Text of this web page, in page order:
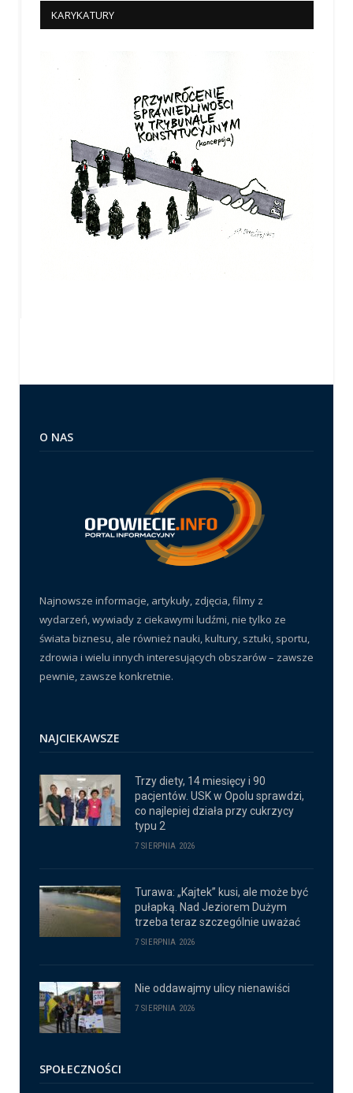
KARYKATURY
O NAS
Najnowsze informacje, artykuły, zdjęcia, filmy z
wydarzeń, wywiady z ciekawymi ludźmi, nie tylko ze
świata biznesu, ale również nauki, kultury, sztuki, sportu,
zdrowia i wielu innych interesujących obszarów – zawsze
pewnie, zawsze konkretnie.
NAJCIEKAWSZE
Trzy diety, 14 miesięcy i 90
pacjentów. USK w Opolu sprawdzi,
co najlepiej działa przy cukrzycy
typu 2
7 SIERPNIA 2026
Turawa: „Kajtek” kusi, ale może być
pułapką. Nad Jeziorem Dużym
trzeba teraz szczególnie uważać
7 SIERPNIA 2026
Nie oddawajmy ulicy nienawiści
7 SIERPNIA 2026
SPOŁECZNOŚCI